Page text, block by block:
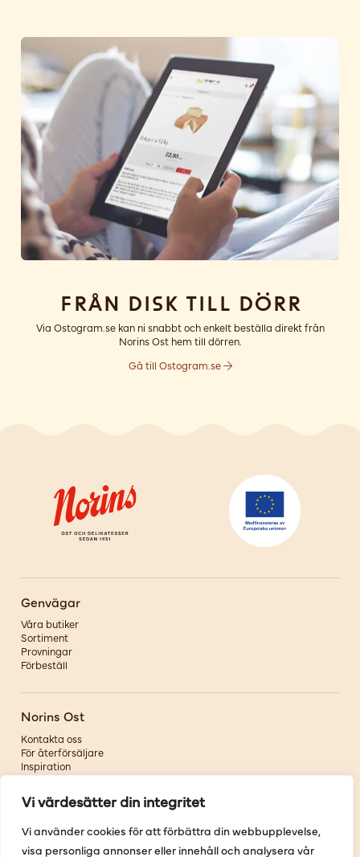
Vi värdesätter din integritet
Vi använder cookies för att förbättra din webbupplevelse,
visa personliga annonser eller innehåll och analysera vår
Från disk till dörr
Via Ostogram.se kan ni snabbt och enkelt beställa direkt från
Norins Ost hem till dörren.
Gå till Ostogram.se
Genvägar
Våra butiker
Sortiment
Provningar
Förbeställ
Norins Ost
Kontakta oss
För återförsäljare
Inspiration
Om oss
Följ oss
Facebook